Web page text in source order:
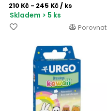
210 Kč - 245 Kč/ ks
Skladem > 5 ks
Porovnat